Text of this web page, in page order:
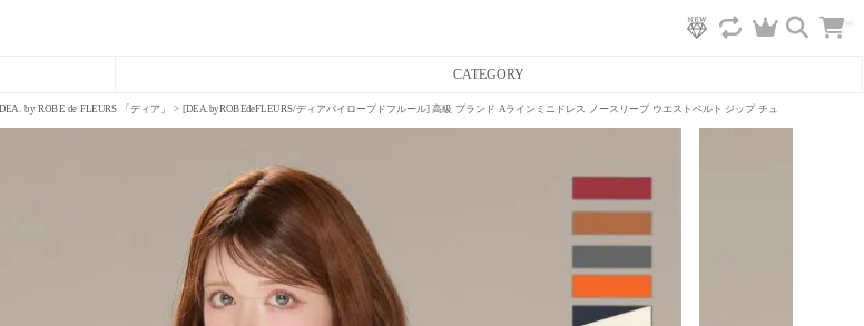
CATEGORY
DEA. by ROBE de FLEURS 「ディア」 [DEA.byROBEdeFLEURS/ディアバイローブドフルール] 高級 ブランド Aラインミニドレス ノースリーブ ウエストベルト ジップ チュール